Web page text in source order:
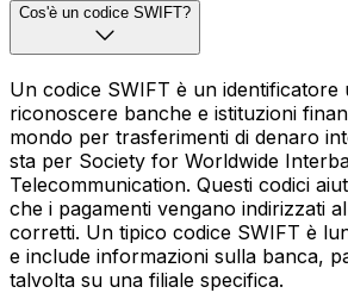
Cos'è un codice SWIFT?
Un codice SWIFT è un
riconoscere banche e istituzioni
mondo per trasferimenti di denaro
sta per Society for Worldwide
Telecommunication. Questi codici
che i pagamenti vengano indirizzati
corretti. Un tipico codice SWIFT è
e include informazioni sulla banca,
talvolta su una filiale specifica.